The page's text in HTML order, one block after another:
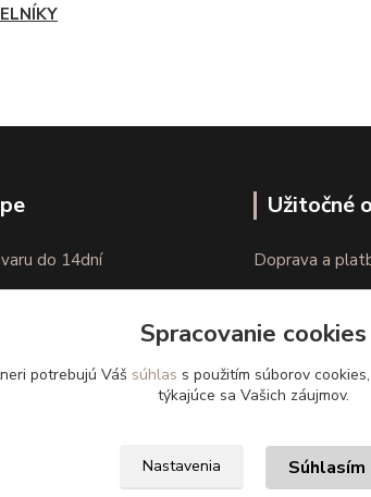
do 14dní
Užitočné
Doprava a
Ako nakupovať
Spracovanie cookies
potrebujú Váš súhlas s použitím súborov
týkajúce sa Vašich záujmov.
Nastavenia Súhlasím